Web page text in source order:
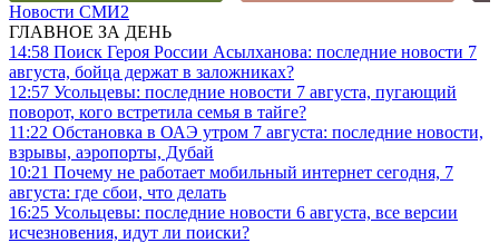
Новости СМИ2
ГЛАВНОЕ ЗА ДЕНЬ
14:58 Поиск Героя России Асылханова: последние новости 7
августа, бойца держат в заложниках?
12:57 Усольцевы: последние новости 7 августа, пугающий
поворот, кого встретила семья в тайге?
11:22 Обстановка в ОАЭ утром 7 августа: последние новости,
взрывы, аэропорты, Дубай
10:21 Почему не работает мобильный интернет сегодня, 7
августа: где сбои, что делать
16:25 Усольцевы: последние новости 6 августа, все версии
исчезновения, идут ли поиски?